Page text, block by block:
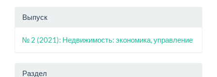
Выпуск
№ 2 (2021): Недвижимость: экономика, управление
Раздел